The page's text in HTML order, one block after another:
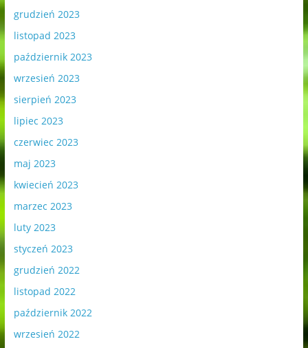
grudzień 2023
listopad 2023
październik 2023
wrzesień 2023
sierpień 2023
lipiec 2023
czerwiec 2023
maj 2023
kwiecień 2023
marzec 2023
luty 2023
styczeń 2023
grudzień 2022
listopad 2022
październik 2022
wrzesień 2022